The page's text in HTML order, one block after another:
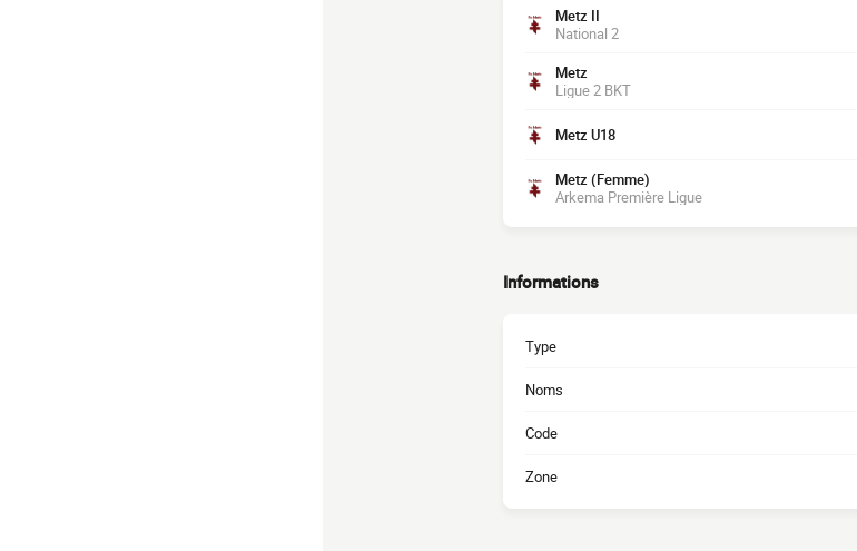
Metz II
National 2
Metz
Ligue 2 BKT
Metz U18
Metz (Femme)
Arkema Première Ligue
Informations
Type
Noms
Code
Zone